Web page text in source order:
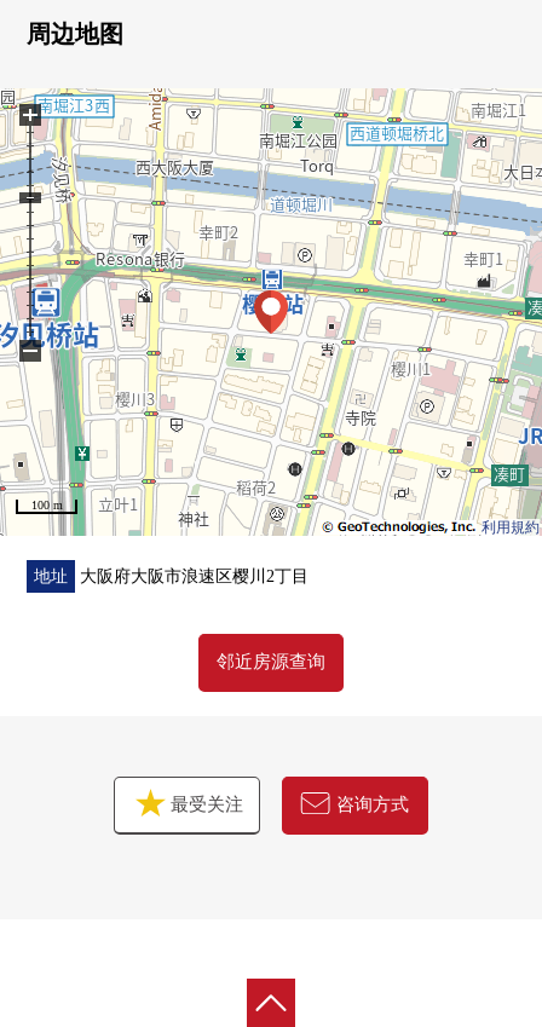
门交换(一部分)
口、洗脸、厕所)
0热水供应器新设，照明器具新设，纱门张替
0室内清洁
[LIFE信息]
0关西超市南堀江商店 步行8分钟(约640m)
0supaokawa樱川商店 步行5分钟(约400m)
07-Eleven大阪樱川2丁目商店步行3分钟(约210m)
0盐草叶小学 步行10分钟(约800m)
0难波中的学校 步行9分钟(约
720m)
■ 在找想要的家方面给予帮助的━━━━━・・・
房源的详细、需讨论是如有意向，请跟我们联系。
周边地图
利用規約
100 m
+
−
地址 大阪府大阪市浪速区樱川2丁目
邻近房源查询
最受关注 咨询方式